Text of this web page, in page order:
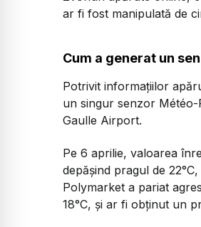
ar fi fost manipulată de
Cum a generat un
Potrivit informațiilor
un singur senzor
Gaulle Airport.
Pe 6 aprilie, valoarea
depășind pragul de
Polymarket a pariat
18°C, și ar fi obținut un